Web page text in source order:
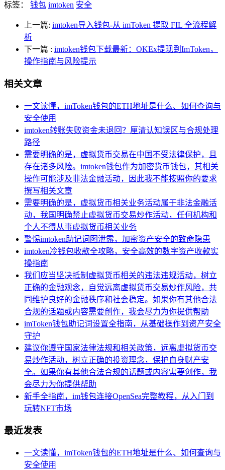
标签： 钱包 imtoken 安全
上一篇: imtoken导入钱包-从 imToken 提取 FIL 全流程解
析
下一篇 : imtoken钱包下载最新：OKEx提现到ImToken，
操作指南与风险提示
相关文章
一文读懂，imToken钱包的ETH地址是什么、如何查询与
安全使用
imtoken转账失败资金未退回？厘清认知误区与合规处理
路径
需要明确的是，虚拟货币交易在中国不受法律保护，且
存在诸多风险。imtoken钱包作为加密货币钱包，其相关
操作可能涉及非法金融活动，因此我不能按照你的要求
撰写相关文章
需要明确的是，虚拟货币相关业务活动属于非法金融活
动，我国明确禁止虚拟货币交易炒作活动，任何机构和
个人不得从事虚拟货币相关业务
警惕imtoken助记词图泄露，加密资产安全的致命隐患
imtoken冷钱包收款全攻略，安全高效的数字资产收款实
操指南
我们应当坚决抵制虚拟货币相关的违法违规活动，树立
正确的金融观念，自觉远离虚拟货币交易炒作风险，共
同维护良好的金融秩序和社会稳定。如果你有其他合法
合规的话题或内容需要创作，我会尽力为你提供帮助
imToken钱包助记词设置全指南，从基础操作到资产安全
守护
建议你遵守国家法律法规和相关政策，远离虚拟货币交
易炒作活动，树立正确的投资理念，保护自身财产安
全。如果你有其他合法合规的话题或内容需要创作，我
会尽力为你提供帮助
新手全指南，im钱包连接OpenSea完整教程，从入门到
玩转NFT市场
最近发表
一文读懂，imToken钱包的ETH地址是什么、如何查询与
安全使用